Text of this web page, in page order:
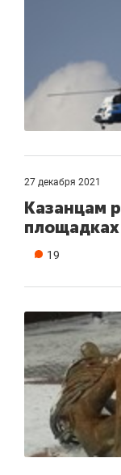
27 декабря 2021
Казанцам
площадках
19